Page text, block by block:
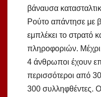
βάναυσα
Ρούτο απάντησε με
εμπλέκει το στρατό
πληροφοριών. Μέχρι
4 άνθρωποι έχουν
περισσότεροι από
300 συλληφθέντες.